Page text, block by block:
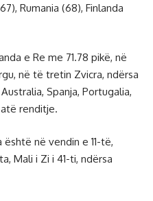
Rumania (68), Finlanda
e Re me 71.78 pikë, në
në të tretin Zvicra, ndërsa
Spanja, Portugalia,
renditje.
në vendin e 11-të,
Mali i Zi i 41-ti, ndërsa